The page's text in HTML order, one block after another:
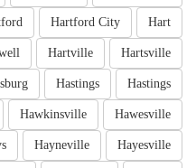
Hart
Hartford City
Hartsville
Hartville
Hastings
Hastings
Hawesville
Hawkinsville
Hayesville
Hayneville